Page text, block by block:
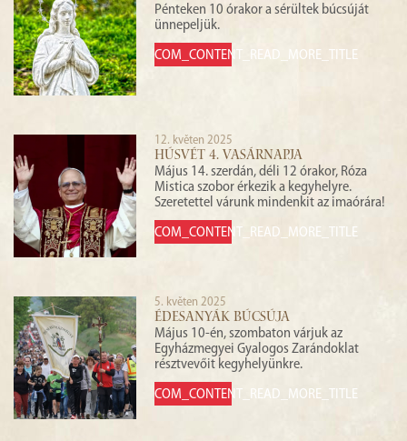
Pénteken 10 órakor a sérültek búcsúját
ünnepeljük.
COM_CONTENT_READ_MORE_TITLE
12. květen 2025
HÚSVÉT 4. VASÁRNAPJA
Május 14. szerdán, déli 12 órakor, Róza
Mistica szobor érkezik a kegyhelyre.
Szeretettel várunk mindenkit az imaórára!
COM_CONTENT_READ_MORE_TITLE
5. květen 2025
ÉDESANYÁK BÚCSÚJA
Május 10-én, szombaton várjuk az
Egyházmegyei Gyalogos Zarándoklat
résztvevőit kegyhelyünkre.
COM_CONTENT_READ_MORE_TITLE